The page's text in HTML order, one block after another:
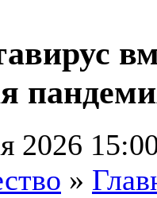
2026
»